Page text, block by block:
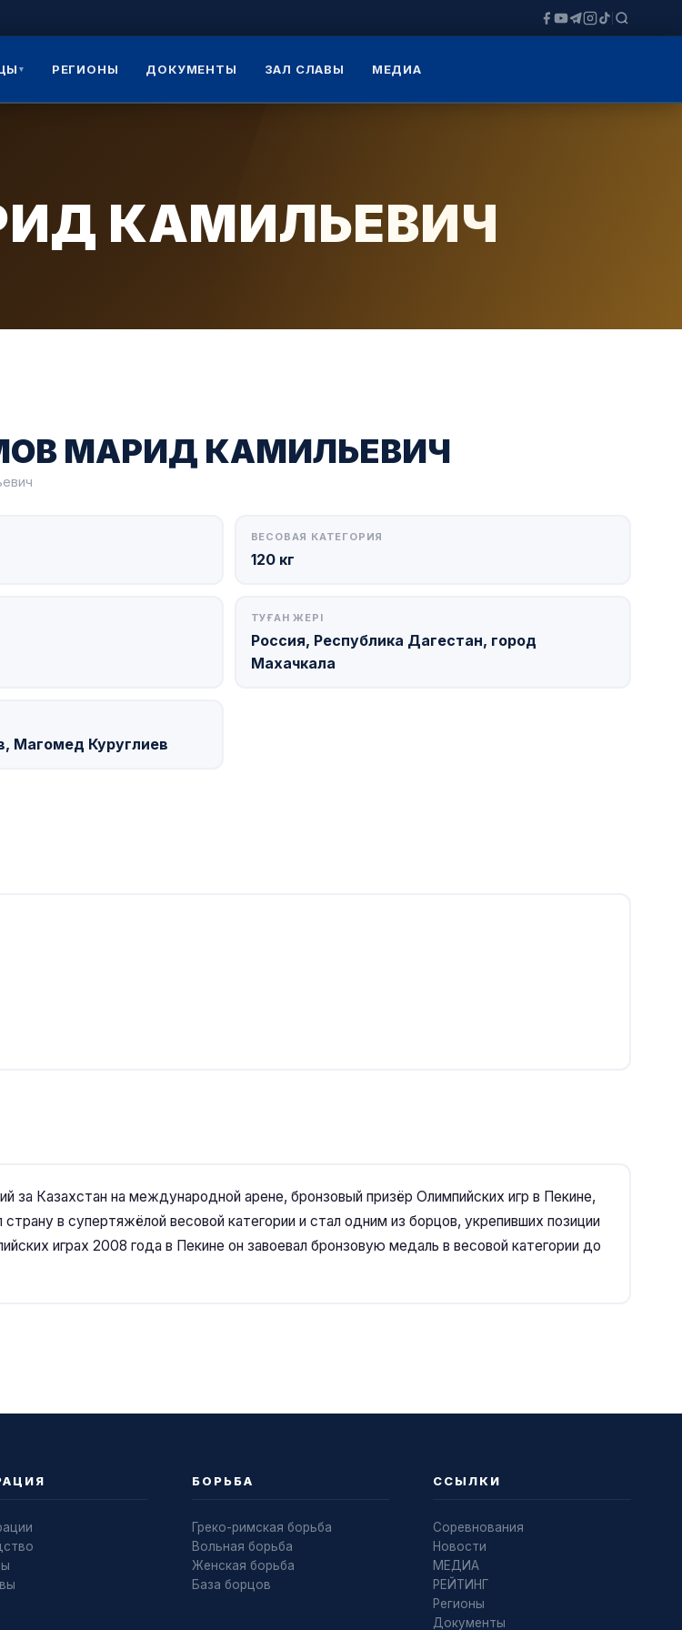
▾ РЕГИОНЫ ДОКУМЕНТЫ ЗАЛ СЛАВЫ МЕДИА
КАМИЛЬЕВИЧ
МАРИД КАМИЛЬЕВИЧ
ВЕСОВАЯ КАТЕГОРИЯ
120 кг
ТУҒАН ЖЕРІ
Россия, Республика Дагестан, город
Махачкала
Магомед Куруглиев
Казахстан на международной арене, бронзовый призёр Олимпийских игр в Пекине,
в супертяжёлой весовой категории и стал одним из борцов, укрепивших позиции
играх 2008 года в Пекине он завоевал бронзовую медаль в весовой категории до
БОРЬБА
Греко-римская борьба
Вольная борьба
Женская борьба
База борцов
ССЫЛКИ
Соревнования
Новости
МЕДИА
РЕЙТИНГ
Регионы
Документы